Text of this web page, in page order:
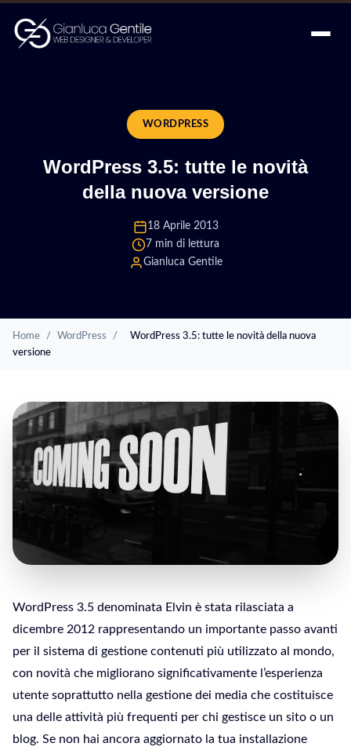
WORDPRESS
WordPress 3.5: tutte le novità
della nuova versione
18 Aprile 2013
7 min di lettura
Gianluca Gentile
Home / WordPress /
WordPress 3.5: tutte le novità della nuova
versione
WordPress 3.5 denominata Elvin è stata rilasciata a
dicembre 2012 rappresentando un importante passo avanti
per il sistema di gestione contenuti più utilizzato al mondo,
con novità che migliorano significativamente l’esperienza
utente soprattutto nella gestione dei media che costituisce
una delle attività più frequenti per chi gestisce un sito o un
blog. Se non hai ancora aggiornato la tua installazione